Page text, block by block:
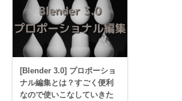
[Blender 3.0] プロポーショ
ナル編集とは？すごく便利
なので使いこなしていきた